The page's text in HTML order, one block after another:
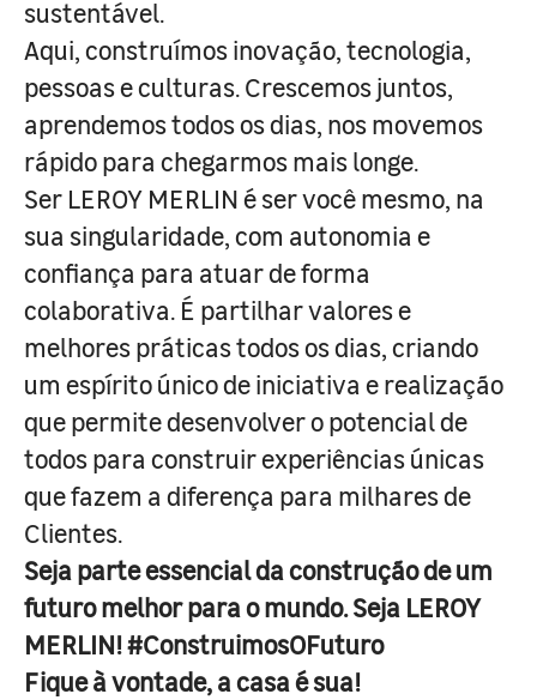
sustentável.
Aqui, construímos inovação, tecnologia,
pessoas e culturas. Crescemos juntos,
aprendemos todos os dias, nos movemos
rápido para chegarmos mais longe.
Ser LEROY MERLIN é ser você mesmo, na
sua singularidade, com autonomia e
confiança para atuar de forma
colaborativa. É partilhar valores e
melhores práticas todos os dias, criando
um espírito único de iniciativa e realização
que permite desenvolver o potencial de
todos para construir experiências únicas
que fazem a diferença para milhares de
Clientes.
Seja parte essencial da construção de um
futuro melhor para o mundo. Seja LEROY
MERLIN! #ConstruimosOFuturo
Fique à vontade, a casa é sua!